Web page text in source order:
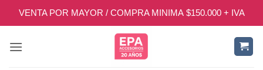
VENTA POR MAYOR / COMPRA MINIMA $150.000 + IVA